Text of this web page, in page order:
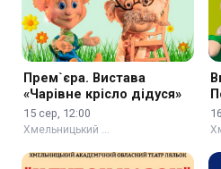
Прем`єра. Вистава
«Чарівне крісло дідуся»
15 сер, 12:00
Хмельницький …